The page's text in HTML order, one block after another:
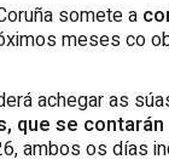
somete a
meses co
achegar as
que se
ambos os días